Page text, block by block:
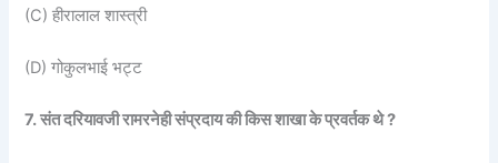
(C) हीरालाल शास्त्री
(D) गोकुलभाई भट्ट
7. संत दरियावजी रामरनेही संप्रदाय की किस शाखा के प्रवर्तक थे ?